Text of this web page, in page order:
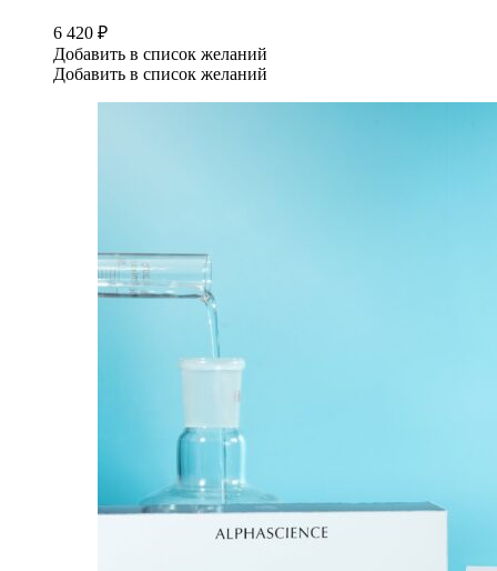
6 420 ₽
Добавить в список желаний
Добавить в список желаний